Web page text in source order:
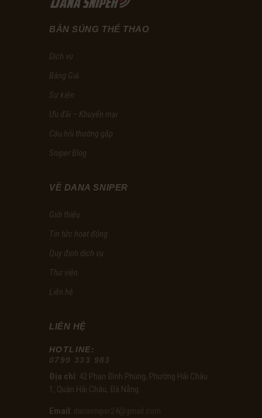
BẮN SÚNG THỂ THAO
Dịch vụ
Bảng Giá
Sự kiện
Ưu đãi – Khuyến mại
Câu hỏi thường gặp
Sniper Blog
VỀ DANA SNIPER
Giới thiệu
Tin tức hoạt động
Quy định dịch vụ
Thư viện
Liên hệ
LIÊN HỆ
HOTLINE:
0799 333 983
Địa chỉ: 42 Phan Đình Phùng, Phường Hải Châu
1, Quận Hải Châu, Đà Nẵng.
Email: